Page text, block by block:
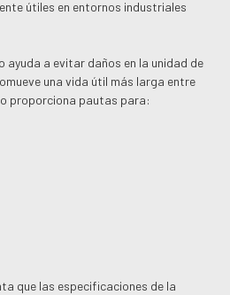
útiles en entornos industriales
ayuda a evitar daños en la unidad de
una vida útil más larga entre
proporciona pautas para:
que las especificaciones de la